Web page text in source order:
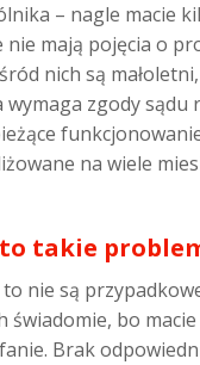
– nagle macie
nie mają pojęcia o
nich są
wymaga zgody sądu
na wiele
takie
nie są
świadomie, bo
Brak